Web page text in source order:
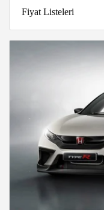
Fiyat Listeleri